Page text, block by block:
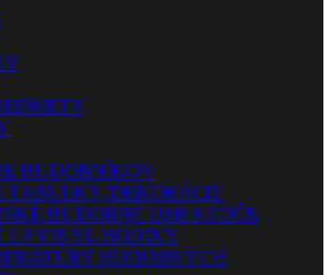
HUDOBNÍKOV
TABUĽKY, DEKORÁCIE
HUDOBNÉ USB KĽÚČE
LP VINYL HODINY
HUDOBNÝCH